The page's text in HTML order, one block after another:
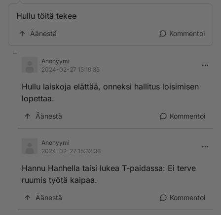
Hullu töitä tekee
Äänestä Kommentoi
Anonyymi
2024-02-27 15:19:35
Hullu laiskoja elättää, onneksi hallitus loisimisen
lopettaa.
Äänestä Kommentoi
Anonyymi
2024-02-27 15:32:38
Hannu Hanhella taisi lukea T-paidassa: Ei terve
ruumis työtä kaipaa.
Äänestä Kommentoi